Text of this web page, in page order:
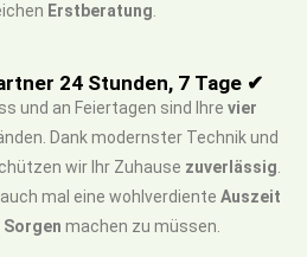
Erstberatung
24 Stunden, 7 Tage ✔
und an Feiertagen sind Ihre vier
Dank modernster Technik und
wir Ihr Zuhause zuverlässig
mal eine wohlverdiente Auszeit
Sorgen machen zu müssen.